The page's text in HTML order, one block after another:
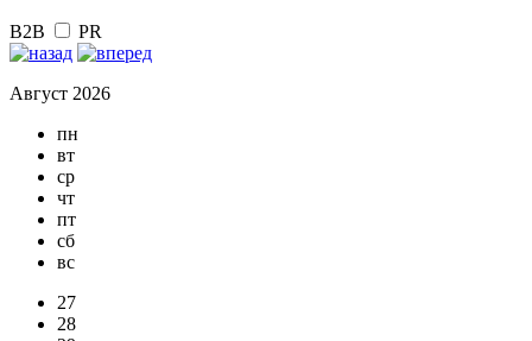
B2B PR
Август 2026
пн
вт
ср
чт
пт
сб
вс
27
28